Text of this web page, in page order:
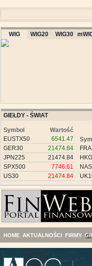
WIG WIG20 WIG30
GIEŁDY - ŚWIAT
Symbol
Wartość
EUSTX50
6541.47
GER30
21474.84
JPN225
21474.84
SPX500
7746.61
US30
21474.84
HOME AKTUALNOŚCI FIRMY